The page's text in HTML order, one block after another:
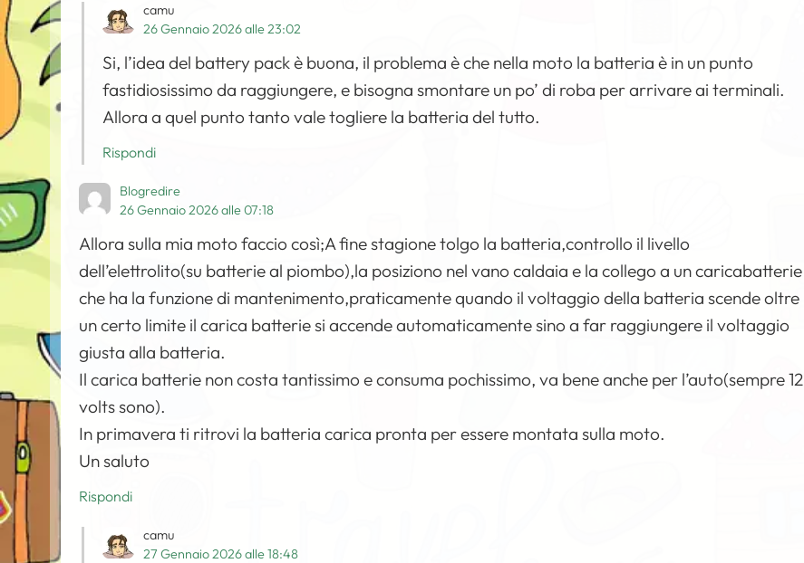
camu
26 Gennaio 2026 alle 23:02
Si, l’idea del battery pack è buona, il problema è che nella moto la batteria è in un punto
fastidiosissimo da raggiungere, e bisogna smontare un po’ di roba per arrivare ai terminali.
Allora a quel punto tanto vale togliere la batteria del tutto.
Rispondi
Blogredire
26 Gennaio 2026 alle 07:18
Allora sulla mia moto faccio così;A fine stagione tolgo la batteria,controllo il livello
dell’elettrolito(su batterie al piombo),la posiziono nel vano caldaia e la collego a un caricabatterie
che ha la funzione di mantenimento,praticamente quando il voltaggio della batteria scende oltre
un certo limite il carica batterie si accende automaticamente sino a far raggiungere il voltaggio
giusta alla batteria.
Il carica batterie non costa tantissimo e consuma pochissimo, va bene anche per l’auto(sempre 12
volts sono).
In primavera ti ritrovi la batteria carica pronta per essere montata sulla moto.
Un saluto
Rispondi
camu
27 Gennaio 2026 alle 18:48